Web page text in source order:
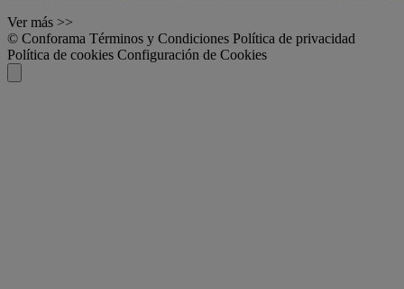
Ver más >>
© Conforama Términos y Condiciones Política de privacidad
Política de cookies Configuración de Cookies